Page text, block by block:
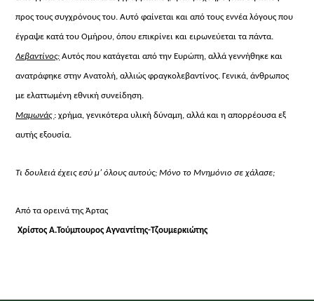
προς τουςσυγχρόνους του. Αυτό φαίνεται και από τους εννέα λόγους που
έγραψε κατά του Ομήρου,όπου επικρίνει και ειρωνεύεται τα πάντα.
Λεβαντίνος: Αυτός που κατάγεται από την Ευρώπη, αλλά γεννήθηκε και
ανατράφηκε στην Ανατολή, αλλιώς φραγκολεβαντίνος. Γενικά,άνθρωπος
με ελαττωμένη εθνική συνείδηση.
Μαμωνάς : χρήμα, γενικότερα υλική δύναμη,αλλά και η απορρέουσα εξ
αυτής εξουσία.
Τι δουλειά έχεις εσύ μ’ όλους αυτούς; Μόνοτο Μνημόνιο σε χάλασε;
Από τα ορεινά της Άρτας
Χρίστος Α.Τούμπουρος Αγναντίτης-Τζουμερκιώτης